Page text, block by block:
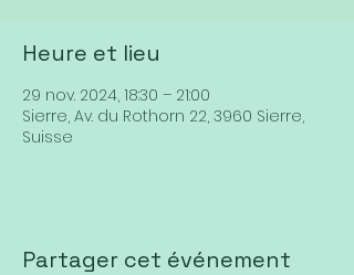
Heure et lieu
29 nov. 2024, 18:30 – 21:00
Sierre, Av. du Rothorn 22, 3960 Sierre,
Suisse
Partager cet événement